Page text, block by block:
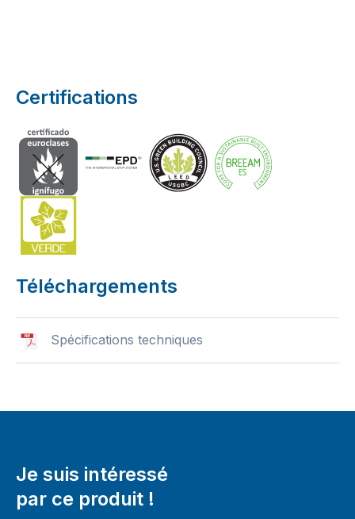
Certifications
Téléchargements
Spécifications techniques
Je suis intéressé
par ce produit !